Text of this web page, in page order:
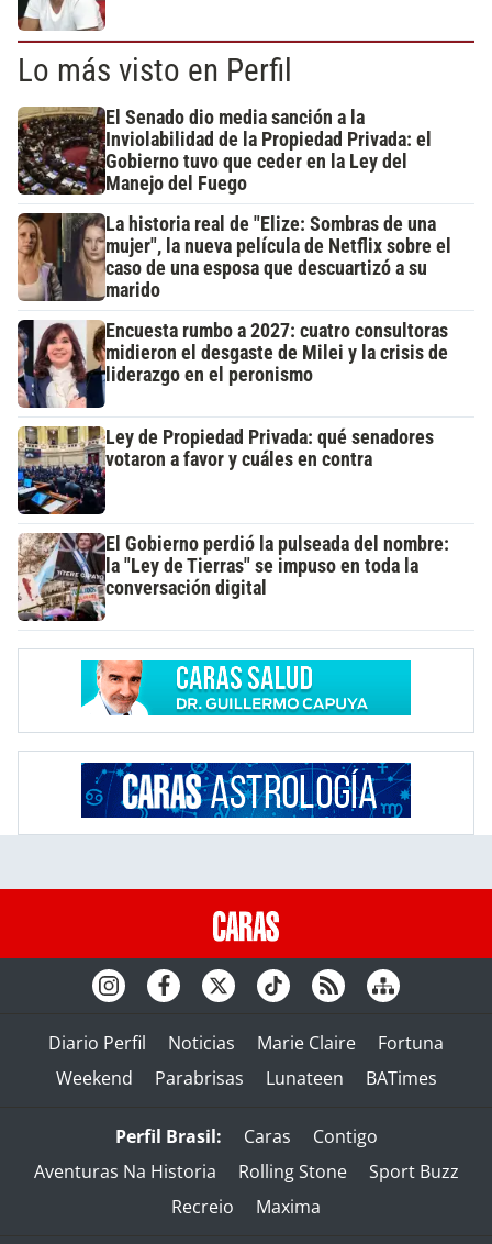
Lo más visto en Perfil
El Senado dio media sanción a la
Inviolabilidad de la Propiedad Privada: el
Gobierno tuvo que ceder en la Ley del
Manejo del Fuego
La historia real de "Elize: Sombras de una
mujer", la nueva película de Netflix sobre el
caso de una esposa que descuartizó a su
marido
Encuesta rumbo a 2027: cuatro consultoras
midieron el desgaste de Milei y la crisis de
liderazgo en el peronismo
Ley de Propiedad Privada: qué senadores
votaron a favor y cuáles en contra
El Gobierno perdió la pulseada del nombre:
la "Ley de Tierras" se impuso en toda la
conversación digital
Diario Perfil Noticias Marie Claire
Fortuna
Weekend
Parabrisas Lunateen BATimes
Perfil Brasil: Caras
Contigo
Aventuras Na Historia
Rolling Stone
Sport Buzz
Recreio
Maxima